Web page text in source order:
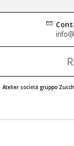
Atelier società gruppo